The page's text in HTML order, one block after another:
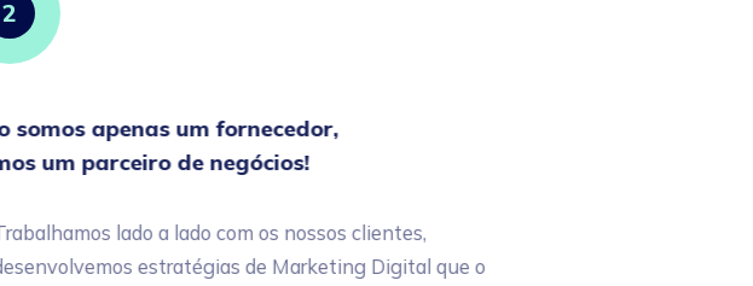
2
somos apenas um fornecedor,
um parceiro de negócios!
lado a lado com os nossos clientes,
estratégias de Marketing Digital que o